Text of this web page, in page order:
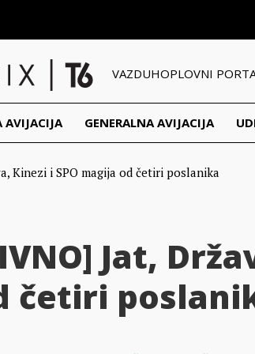
VAZDUHOPLOVNI
AVIJACIJA GENERALNA AVIJACIJA
Jat,
četiri